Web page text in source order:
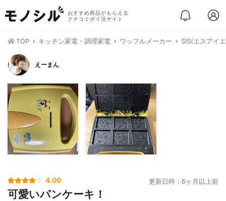
おすすめ商品がもらえる
クチコミポイ活サイト
TOP キッチン家電・調理家電 ワッフルメーカー SIS(エスアイ
えーまん
4.00 更新日時：6ヶ月以上前
可愛いパンケーキ！